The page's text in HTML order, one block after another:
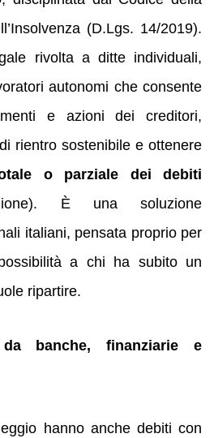
(D.Lgs. 14/2019).
rivolta a ditte individuali,
autonomi che consente
e azioni dei creditori,
rientro sostenibile e ottenere
o parziale dei debiti
È una soluzione
italiani, pensata proprio per
a chi ha subito un
ripartire.
banche, finanziarie e
hanno anche debiti con